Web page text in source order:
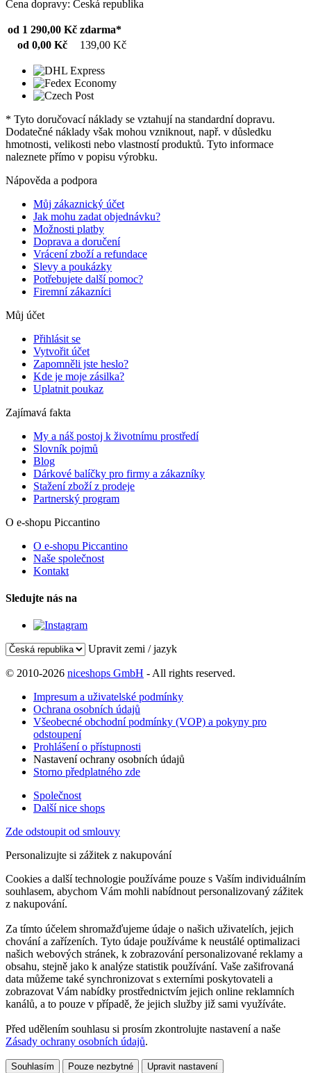
Cena dopravy: Česká republika
od 1 290,00 Kč zdarma*
od 0,00 Kč
139,00 Kč
* Tyto doručovací náklady se vztahují na standardní dopravu.
Dodatečné náklady však mohou vzniknout, např. v důsledku
hmotnosti, velikosti nebo vlastností produktů. Tyto informace
naleznete přímo v popisu výrobku.
Nápověda a podpora
Můj zákaznický účet
Jak mohu zadat objednávku?
Možnosti platby
Doprava a doručení
Vrácení zboží a refundace
Slevy a poukázky
Potřebujete další pomoc?
Firemní zákazníci
Můj účet
Přihlásit se
Vytvořit účet
Zapomněli jste heslo?
Kde je moje zásilka?
Uplatnit poukaz
Zajímavá fakta
My a náš postoj k životnímu prostředí
Slovník pojmů
Blog
Dárkové balíčky pro firmy a zákazníky
Stažení zboží z prodeje
Partnerský program
O e-shopu Piccantino
O e-shopu Piccantino
Naše společnost
Kontakt
Sledujte nás na
Upravit zemi / jazyk
© 2010-2026 niceshops GmbH - All rights reserved.
Impresum a uživatelské podmínky
Ochrana osobních údajů
Všeobecné obchodní podmínky (VOP) a pokyny pro
odstoupení
Prohlášení o přístupnosti
Nastavení ochrany osobních údajů
Storno předplatného zde
Společnost
Další nice shops
Zde odstoupit od smlouvy
Personalizujte si zážitek z nakupování
Cookies a další technologie používáme pouze s Vaším individuálním
souhlasem, abychom Vám mohli nabídnout personalizovaný zážitek
z nakupování.
Za tímto účelem shromažďujeme údaje o našich uživatelích, jejich
chování a zařízeních. Tyto údaje používáme k neustálé optimalizaci
našich webových stránek, k zobrazování personalizované reklamy a
obsahu, stejně jako k analýze statistik používání. Vaše zašifrovaná
data můžeme také synchronizovat s externími poskytovateli a
zobrazovat Vám nabídky prostřednictvím jejich online reklamních
kanálů, a to pouze v případě, že jejich služby již sami využíváte.
Před udělením souhlasu si prosím zkontrolujte nastavení a naše
Zásady ochrany osobních údajů.
Souhlasím Pouze nezbytné Upravit nastavení